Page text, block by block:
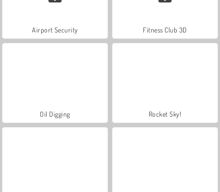
Airport Security Fitness Club 3D
Oil Digging Rocket Sky!